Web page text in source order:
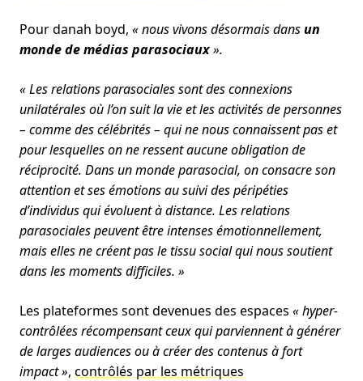
Pour danah boyd, « nous vivons désormais dansun
monde de médias parasociaux».
« Les relations parasociales sont des connexions
unilatérales où l’on suit la vie et les activités de personnes
– comme des célébrités – qui ne nous connaissent pas et
pour lesquelles on ne ressent aucune obligation de
réciprocité. Dans un monde parasocial, on consacre son
attention et ses émotions au suivi des péripéties
d’individus qui évoluent à distance. Les relations
parasociales peuvent être intenses émotionnellement,
mais elles ne créent pas le tissu social qui nous soutient
dans les moments difficiles. »
Les plateformes sont devenues des espaces « hyper-
contrôlées récompensant ceux qui parviennent à générer
de larges audiences ou à créer des contenus à fort
impact », contrôlés par les métriques